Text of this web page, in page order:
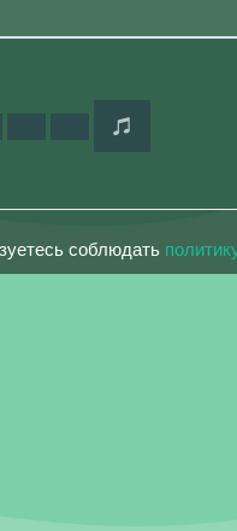
соблюдать